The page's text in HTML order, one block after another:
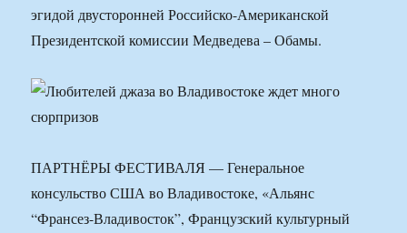
эгидой двусторонней Российско-Американской
Президентской комиссии Медведева – Обамы.
ПАРТНЁРЫ ФЕСТИВАЛЯ — Генеральное
консульство США во Владивостоке, «Альянс
“Франсез-Владивосток”, Французский культурный